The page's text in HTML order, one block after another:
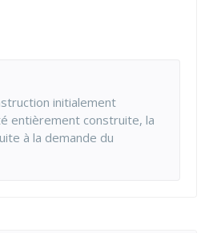
initialement
entièrement construite, la
à la demande du